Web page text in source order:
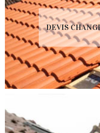
DEVIS